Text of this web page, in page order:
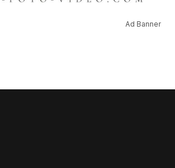
Ad Banner